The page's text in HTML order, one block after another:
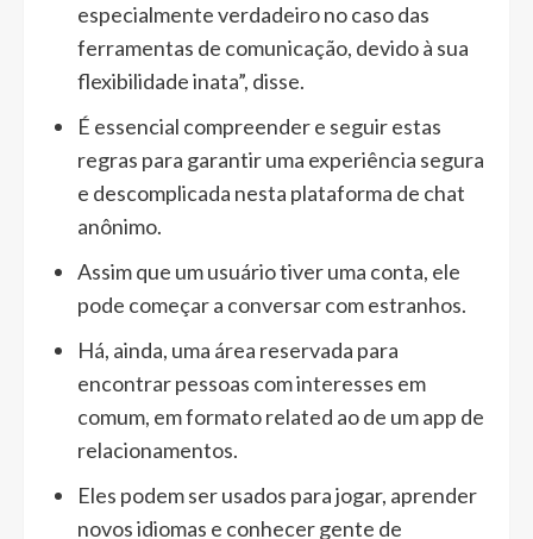
especialmente verdadeiro no caso das
ferramentas de comunicação, devido à sua
flexibilidade inata”, disse.
É essencial compreender e seguir estas
regras para garantir uma experiência segura
e descomplicada nesta plataforma de chat
anônimo.
Assim que um usuário tiver uma conta, ele
pode começar a conversar com estranhos.
Há, ainda, uma área reservada para
encontrar pessoas com interesses em
comum, em formato related ao de um app de
relacionamentos.
Eles podem ser usados para jogar, aprender
novos idiomas e conhecer gente de